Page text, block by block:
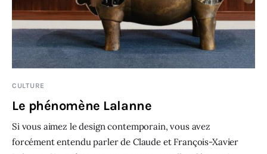
CULTURE
Le phénomène Lalanne
Si vous aimez le design contemporain, vous avez
forcément entendu parler de Claude et François-Xavier